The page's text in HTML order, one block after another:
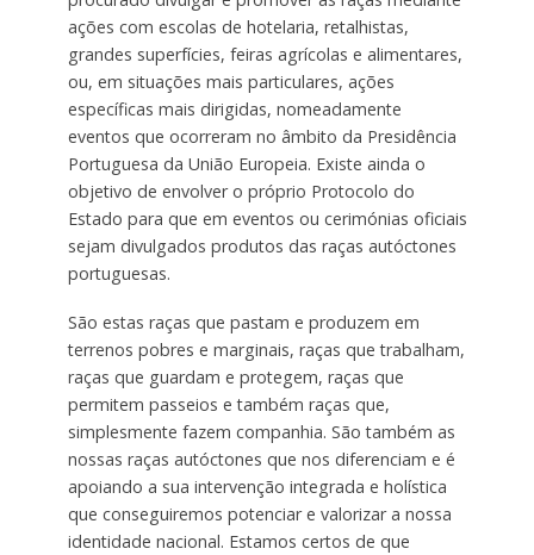
ações com escolas de hotelaria, retalhistas,
grandes superfícies, feiras agrícolas e alimentares,
ou, em situações mais particulares, ações
específicas mais dirigidas, nomeadamente
eventos que ocorreram no âmbito da Presidência
Portuguesa da União Europeia. Existe ainda o
objetivo de envolver o próprio Protocolo do
Estado para que em eventos ou cerimónias oficiais
sejam divulgados produtos das raças autóctones
portuguesas.
São estas raças que pastam e produzem em
terrenos pobres e marginais, raças que trabalham,
raças que guardam e protegem, raças que
permitem passeios e também raças que,
simplesmente fazem companhia. São também as
nossas raças autóctones que nos diferenciam e é
apoiando a sua intervenção integrada e holística
que conseguiremos potenciar e valorizar a nossa
identidade nacional. Estamos certos de que